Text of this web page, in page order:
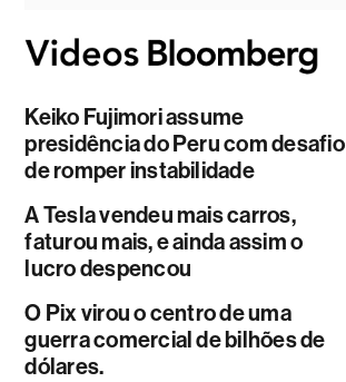
Keiko Fujimori assume
presidência do Peru com desafio
de romper instabilidade
A Tesla vendeu mais carros,
faturou mais, e ainda assim o
lucro despencou
O Pix virou o centro de uma
guerra comercial de bilhões de
dólares.